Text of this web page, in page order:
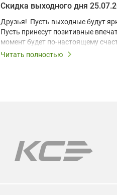
Скидка выходного дня
Друзья! Пусть выходные будут
Пусть принесут позитивные
момент будет по-настоящему
запоминающимся!
Гарантия на все лампы!
Читать полностью